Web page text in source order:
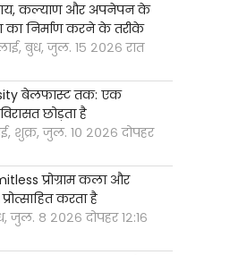
कल्याण और अपनेपन के
निर्माण करने के तरीके
बुध, जुल. १५ २०२६ रात
बेलफास्ट तक: एक
छोड़ता है
शुक्र, जुल. १० २०२६ दोपहर
प्रोग्राम कला और
करता है
जुल. ८ २०२६ दोपहर १२:१६